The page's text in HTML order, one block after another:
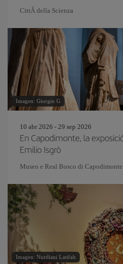
CittÃ della Scienza
Imagen: Giorgio G
10 abr 2026 - 29 sep 2026
En Capodimonte, la
Emilio Isgrò
Museo e Real Bosco di Capodimonte
Imagen: Nurdiani Latifah